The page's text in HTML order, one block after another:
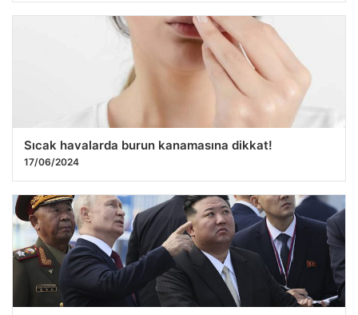
Sıcak havalarda burun kanamasına dikkat!
17/06/2024